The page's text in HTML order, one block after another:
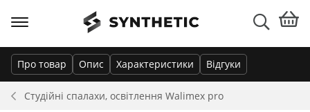
Студійні спалахи, освітлення Walimex pro
Про товар Опис Характеристики Відгуки